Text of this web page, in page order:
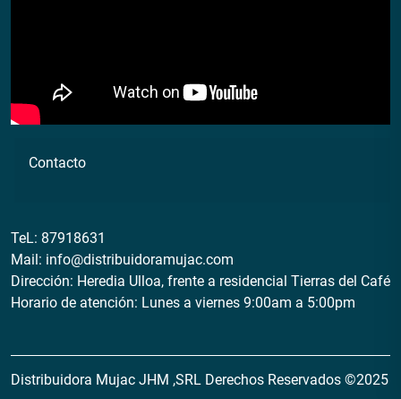
Contacto
TeL: 87918631
Mail: info@distribuidoramujac.com
Dirección: Heredia Ulloa, frente a residencial Tierras del Café
Horario de atención: Lunes a viernes 9:00am a 5:00pm
Distribuidora Mujac JHM ,SRL Derechos Reservados ©2025